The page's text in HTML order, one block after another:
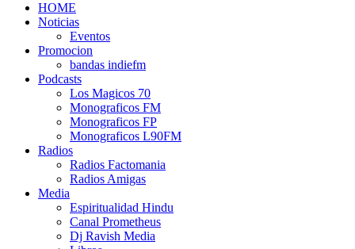
HOME
Noticias
Eventos
Promocion
bandas indiefm
Podcasts
Los Magicos 70
Monograficos FM
Monograficos FP
Monograficos L90FM
Radios
Radios Factomania
Radios Amigas
Media
Espiritualidad Hindu
Canal Prometheus
Dj Ravish Media